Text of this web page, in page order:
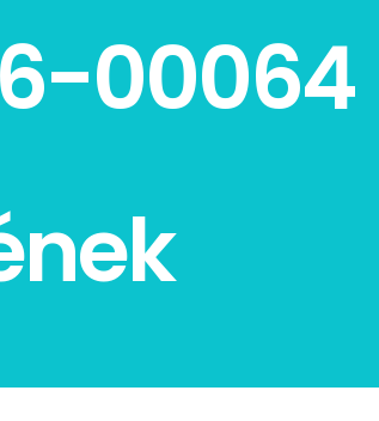
00064